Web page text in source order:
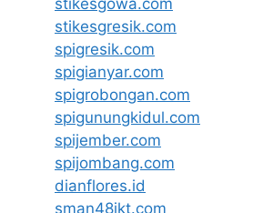
stikesgowa.com
stikesgresik.com
spigresik.com
spigianyar.com
spigrobongan.com
spigunungkidul.com
spijember.com
spijombang.com
dianflores.id
sman48jkt.com